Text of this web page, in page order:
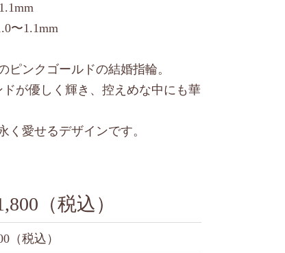
〜1.1mm
ンクゴールドの結婚指輪。
が優しく輝き、控えめな中にも華
く愛せるデザインです。
（税込）
（税込）